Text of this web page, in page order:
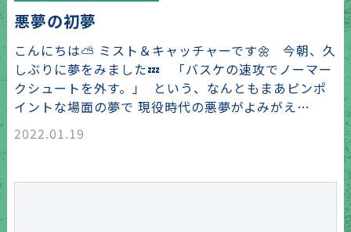
悪夢の初夢
こんにちは⛅ ミスト＆キャッチャーです🌼 今朝、久
しぶりに夢をみました💤 「バスケの速攻でノーマー
クシュートを外す。」 という、なんともまあピンポ
イントな場面の夢で 現役時代の悪夢がよみがえ…
2022.01.19